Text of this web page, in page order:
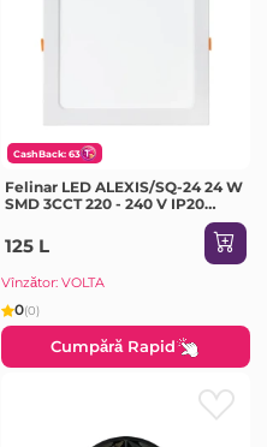
CashBack: 63
Felinar LED ALEXIS/SQ-24 24 W
SMD 3CCT 220 - 240 V IP20
125 L
Vînzător: VOLTA
0(0)
Cumpără Rapid